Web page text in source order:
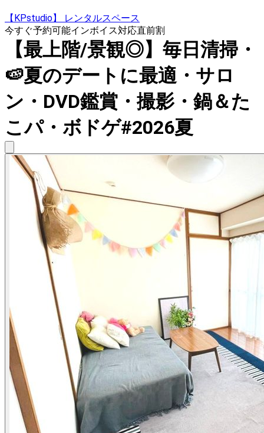
【KPstudio】 レンタルスペース
今すぐ予約可能インボイス対応直前割
【最上階/景観◎】毎日清掃・
🍉夏のデートに最適・サロ
ン・DVD鑑賞・撮影・鍋＆た
こパ・ボドゲ#2026夏